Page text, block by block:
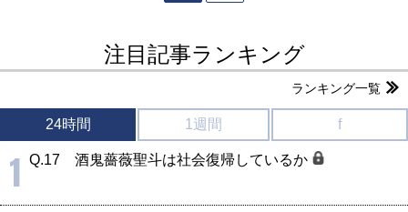
注目記事ランキング
ランキング一覧
24時間 1週間 f
1 Q.17 酒鬼薔薇聖斗は社会復帰しているか